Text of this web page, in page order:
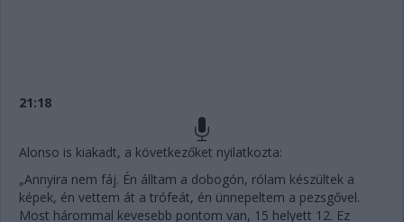
21:18
Alonso is kiakadt, a következőket nyilatkozta:
„Annyira nem fáj. Én álltam a dobogón, rólam készültek a
képek, én vettem át a trófeát, én ünnepeltem a pezsgővel.
Most hárommal kevesebb pontom van, 15 helyett 12. Ez